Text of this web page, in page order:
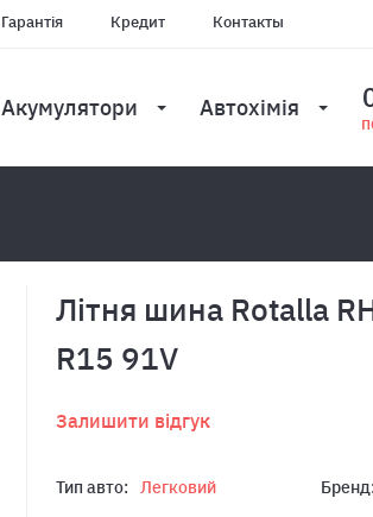
Гарантія Кредит Контакты
Акумулятори Автохімія
Літня шина Rotalla
R15 91V
Залишити відгук
Тип авто: Легковий Бренд: